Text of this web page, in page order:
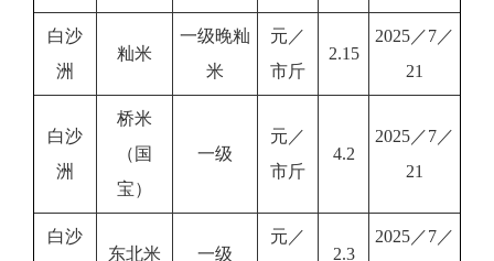
白沙
洲
籼米
一级晚籼
米
元／
市斤
2.15
2025／7／
21
白沙
洲
桥米
（国
宝）
一级
元／
市斤
4.2
2025／7／
21
白沙
东北米 一级
元／
2.3
2025／7／